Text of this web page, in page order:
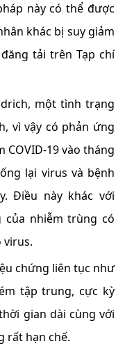
này có thể được
khác bị suy giảm
tải trên Tạp chí
một tình trạng
vì vậy có phản ứng
19 vào tháng
lại virus và bệnh
Điều này khác với
của nhiễm trùng có
virus.
chứng liên tục như
tập trung, cực kỳ
gian dài cùng với
rất hạn chế.